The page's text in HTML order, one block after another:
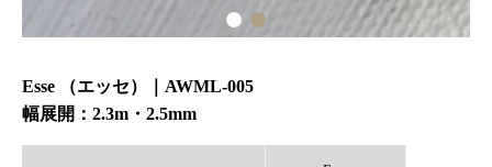
Esse （エッセ）｜AWML-005
幅展開：2.3m・2.5mm